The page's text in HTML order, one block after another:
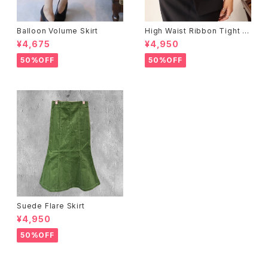
Balloon Volume Skirt
¥4,675
50%OFF
High Waist Ribbon Tight S
kirt
¥4,950
50%OFF
Suede Flare Skirt
¥4,950
50%OFF